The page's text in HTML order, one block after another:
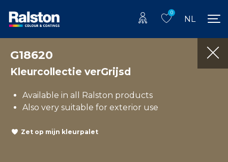
0
NL
G18620
Kleurcollectie verGrijsd
Available in all Ralston products
Also very suitable for exterior use
Zet op mijn kleurpalet